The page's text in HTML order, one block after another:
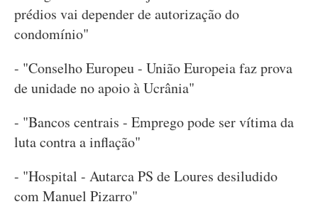
prédios vai depender de autorização do
condomínio"
- "Conselho Europeu - União Europeia faz prova
de unidade no apoio à Ucrânia"
- "Bancos centrais - Emprego pode ser vítima da
luta contra a inflação"
- "Hospital - Autarca PS de Loures desiludido
com Manuel Pizarro"